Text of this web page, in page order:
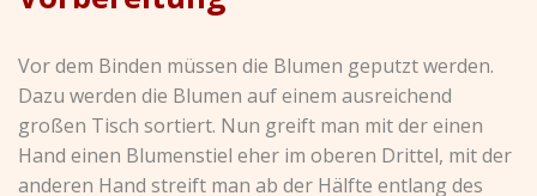
Vor dem Binden müssen die Blumen geputzt werden.
Dazu werden die Blumen auf einem ausreichend
großen Tisch sortiert. Nun greift man mit der einen
Hand einen Blumenstiel eher im oberen Drittel, mit der
anderen Hand streift man ab der Hälfte entlang des